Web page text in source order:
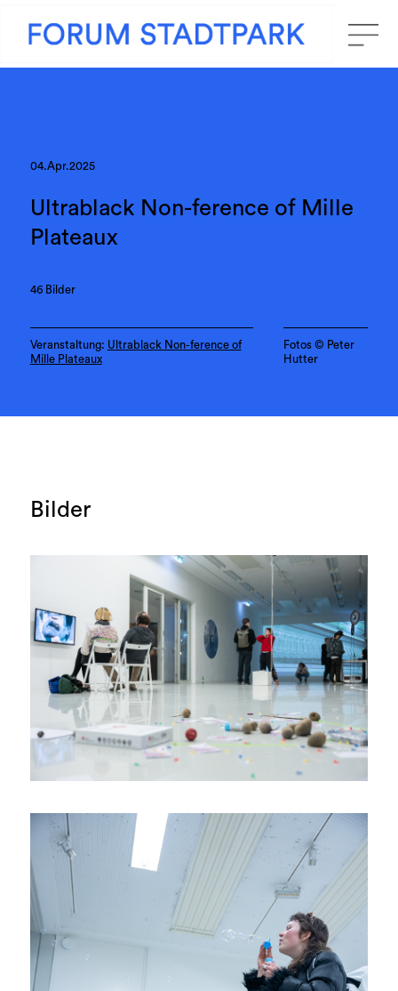
04.Apr.2025
Ultrablack Non-ference of Mille
Plateaux
46 Bilder
Veranstaltung: Ultrablack Non-ference of
Mille Plateaux
Fotos ©️ Peter
Hutter
Bilder